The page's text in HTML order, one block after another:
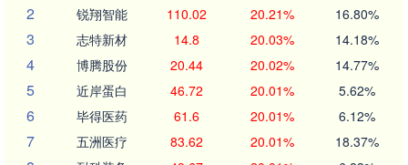
2 锐翔智能 110.02 20.21% 16.80%
3 志特新材 14.8 20.03% 14.18%
4 博腾股份 20.44 20.02% 14.77%
5 近岸蛋白 46.72 20.01% 5.62%
6 毕得医药 61.6 20.01% 6.12%
7 五洲医疗 83.62 20.01% 18.37%